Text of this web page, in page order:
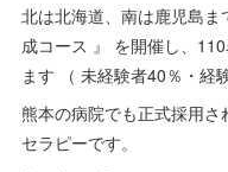
北は北海道、南は鹿児島
成コース 』 を開催し、
ます （ 未経験者40％・経
熊本の病院でも正式採用
セラピーです。